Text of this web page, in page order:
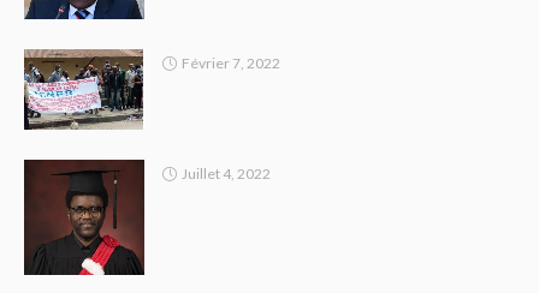
Février 7, 2022
Juillet 4, 2022